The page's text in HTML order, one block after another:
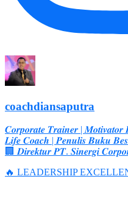
coachdiansaputra
𝑪𝒐𝒓𝒑𝒐𝒓𝒂𝒕𝒆 𝑻𝒓𝒂𝒊𝒏𝒆𝒓 | 𝑴𝒐𝒕𝒊𝒗𝒂𝒕𝒐𝒓
𝑳𝒊𝒇𝒆 𝑪𝒐𝒂𝒄𝒉 | 𝑷𝒆𝒏𝒖𝒍𝒊𝒔 𝑩𝒖𝒌𝒖
🏢 𝑫𝒊𝒓𝒆𝒌𝒕𝒖𝒓 𝑷𝑻. 𝑺𝒊𝒏𝒆𝒓𝒈𝒊
🔥 LEADERSHIP